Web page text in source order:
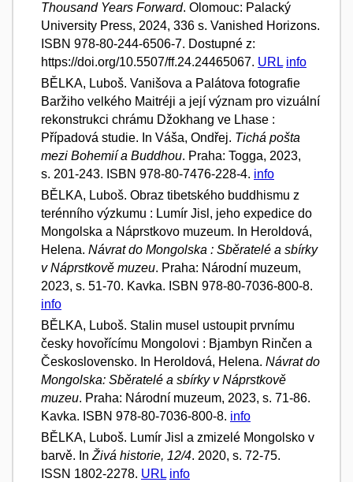
Thousand Years Forward. Olomouc: Palacký
University Press, 2024, 336 s. Vanished Horizons.
ISBN 978-80-244-6506-7. Dostupné z:
https://doi.org/10.5507/ff.24.24465067. URL info
BĚLKA, Luboš. Vanišova a Palátova fotografie
Baržiho velkého Maitréji a její význam pro vizuální
rekonstrukci chrámu Džokhang ve Lhase :
Případová studie. In Váša, Ondřej. Tichá pošta
mezi Bohemií a Buddhou. Praha: Togga, 2023,
s. 201-243. ISBN 978-80-7476-228-4. info
BĚLKA, Luboš. Obraz tibetského buddhismu z
terénního výzkumu : Lumír Jisl, jeho expedice do
Mongolska a Náprstkovo muzeum. In Heroldová,
Helena. Návrat do Mongolska : Sběratelé a sbírky
v Náprstkově muzeu. Praha: Národní muzeum,
2023, s. 51-70. Kavka. ISBN 978-80-7036-800-8.
info
BĚLKA, Luboš. Stalin musel ustoupit prvnímu
česky hovořícímu Mongolovi : Bjambyn Rinčen a
Československo. In Heroldová, Helena. Návrat do
Mongolska: Sběratelé a sbírky v Náprstkově
muzeu. Praha: Národní muzeum, 2023, s. 71-86.
Kavka. ISBN 978-80-7036-800-8. info
BĚLKA, Luboš. Lumír Jisl a zmizelé Mongolsko v
barvě. In Živá historie, 12/4. 2020, s. 72-75.
ISSN 1802-2278. URL info